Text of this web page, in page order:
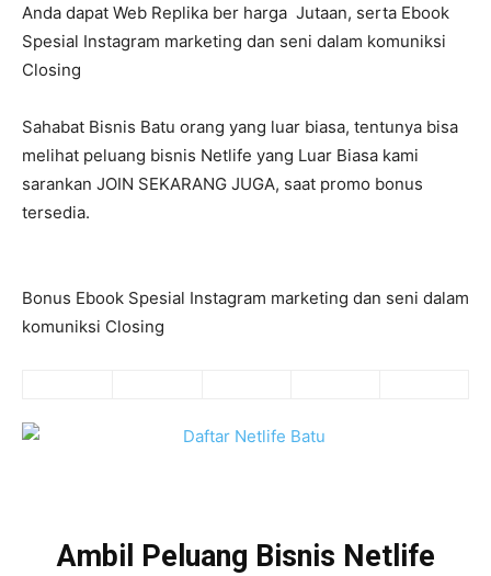
Anda dapat Web Replika ber harga Jutaan, serta Ebook
Spesial Instagram marketing dan seni dalam komuniksi
Closing
Sahabat Bisnis Batu orang yang luar biasa, tentunya bisa
melihat peluang bisnis Netlife yang Luar Biasa kami
sarankan JOIN SEKARANG JUGA, saat promo bonus
tersedia.
Bonus Ebook Spesial Instagram marketing dan seni dalam
komuniksi Closing
Ambil Peluang Bisnis Netlife